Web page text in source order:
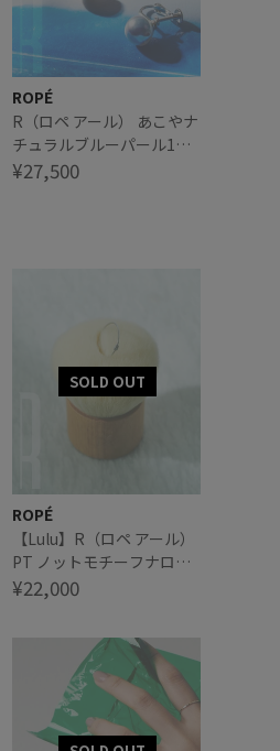
ROPÉ
R（ロペ アール） あこやナ
チュラルブルーパール1粒
イヤリング
¥27,500
ROPÉ
【Lulu】R（ロペ アール）
PT ノットモチーフナロー
リング
¥22,000